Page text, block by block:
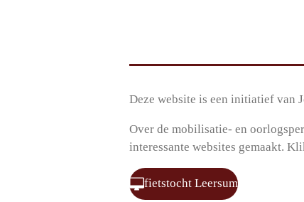
Deze website is een initiatief van
Over de mobilisatie- en
interessante websites gemaakt.
fietstocht Leersum